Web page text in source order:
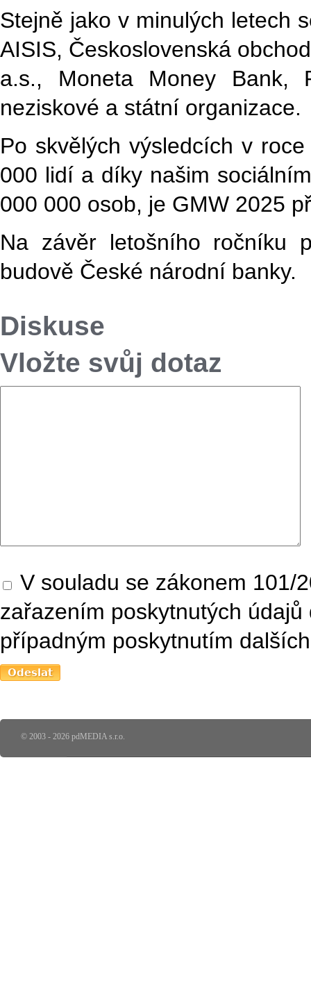
Stejně jako v minulých letech
AISIS, Československá
a.s., Moneta Money Bank,
neziskové a státní organizace.
Po skvělých výsledcích v
000 lidí a díky našim
000 000 osob, je GMW 2025
Na závěr letošního ročníku
budově České národní banky.
Diskuse
Vložte svůj dotaz
V souladu se zákonem 101/
zařazením poskytnutých
případným poskytnutím
© 2003 - 2026 pdMEDIA s.r.o.